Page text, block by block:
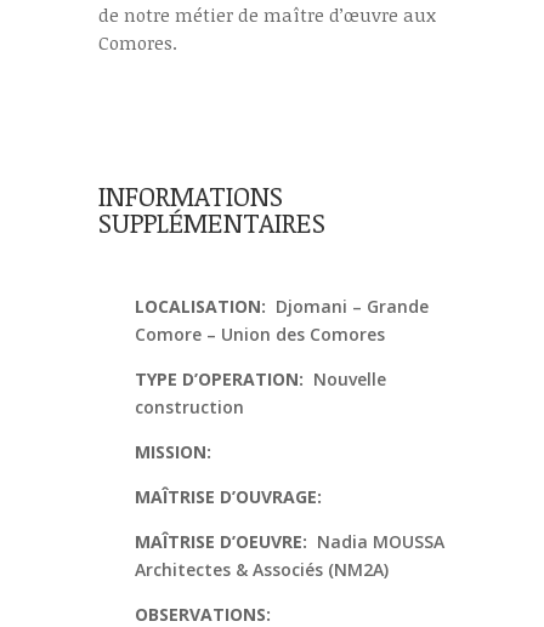
de notre métier de maître d’œuvre aux
Comores.
INFORMATIONS
SUPPLÉMENTAIRES
LOCALISATION: Djomani – Grande
Comore – Union des Comores
TYPE D’OPERATION: Nouvelle
construction
MISSION:
MAÎTRISE D’OUVRAGE:
MAÎTRISE D’OEUVRE: Nadia MOUSSA
Architectes & Associés (NM2A)
OBSERVATIONS: